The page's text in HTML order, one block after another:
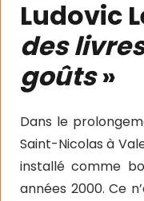
Ludovic
des
goûts»
Dans le
Saint-Nicolas à
installé comme
années 2000. Ce